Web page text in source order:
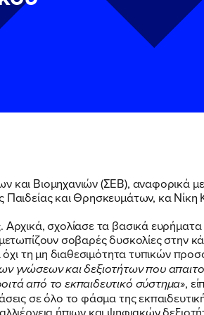
ΕΙΜΑΙ
Βιομηχανιών (ΣΕΒ), αναφορικά με
και Θρησκευμάτων, κα
σχολίασε τα βασικά
σοβαρές δυσκολίες
όχι τη μη διαθεσιμότητα τυπικών
γνώσεων και δεξιοτήτων που
από το εκπαιδευτικό σύστημα»,
σε όλο το φάσμα της
ήπιων και ψηφιακών
Προσωπικών Δεδομένων και
της Βουλευτού Νίκης
Προσωπικών Δεδομένων και
της Βουλευτού Νίκης